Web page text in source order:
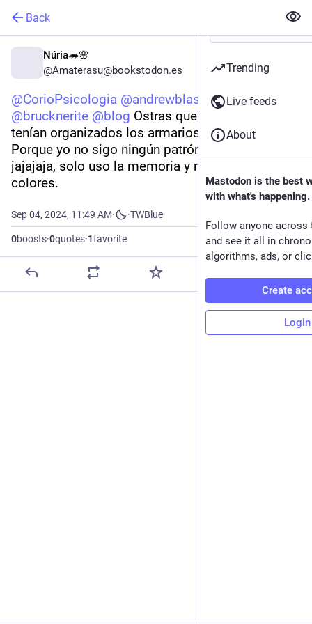
Back
Núria🦔🌸
@Amaterasu@bookstodon.es
@CorioPsicologia @andrewblasco @ ElPamplina
@brucknerite @blog Ostras que grande. ¿Y como
tenían organizados los armarios tus compis?
Porque yo no sigo ningún patrón en concreto
jajajaja, solo uso la memoria y mi detector de
colores.
Sep 04, 2024, 11:49 AM· ·TWBlue
0boosts·0quotes·1favorite
Trending
Live feeds
About
Mastodon is the best
with what's happening.
Follow anyone across
and see it all in
algorithms, ads, or
Create
Login